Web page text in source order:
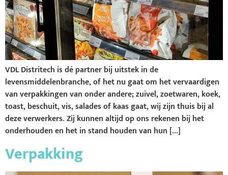
VDL Distritech is dé partner bij uitstek in de
levensmiddelenbranche, of het nu gaat om het vervaardigen
van verpakkingen van onder andere; zuivel, zoetwaren, koek,
toast, beschuit, vis, salades of kaas gaat, wij zijn thuis bij al
deze verwerkers. Zij kunnen altijd op ons rekenen bij het
onderhouden en het in stand houden van hun […]
Verpakking